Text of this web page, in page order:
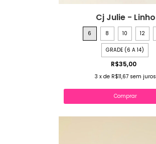
Cj Julie - Linho
6 8 10 12
GRADE (6 A 14)
R$35,00
3 xde R$11,67 sem juros
Comprar